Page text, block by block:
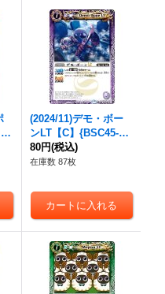
(2024/11)デモ・ボー
ンLT【C】{BSC45-01
6}《紫》
80円(税込)
在庫数 87枚